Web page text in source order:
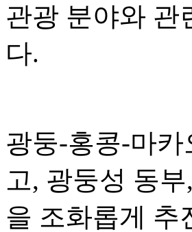
관광 분야와 관
다.
광둥-홍콩-마
고, 광둥성 동
을 조화롭게 추